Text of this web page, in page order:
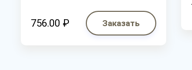
756.00 ₽ Заказать